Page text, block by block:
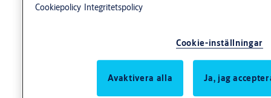
Cookiepolicy Integritetspolicy
Cookie-inställningar
Avaktivera alla Ja, jag